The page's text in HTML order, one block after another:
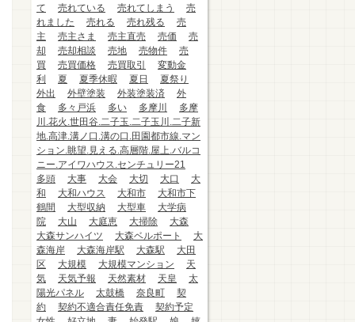
て
売れている 売れてしまう
売
れました
売れる 売れ残る
売
主
売主さま 売主直売 売価
売
却
売却相談 売地 売物件
売
買
売買価格 売買取引
変動金
利
夏 夏季休暇 夏日
夏祭り
外出
外壁塗装 外装塗装済
外
食
多々戸浜 多い 多摩川
多摩
川.花火.世田谷.二子玉.二子玉川.二子新
地.高津.溝ノ口.溝の口.田園都市線.マン
ション.眺望.見える.高層階.屋上.バルコ
ニー.アイワハウス.センチュリー21
多頭
大事 大会 大切 大口
大
和
大和ハウス 大和市
大和市下
鶴間
大型収納 大型車
大学病
院
大山 大庭恵 大掃除
大森
大森サンハイツ
大森ベルポート
大
森海岸
大森海岸駅 大森駅
大田
区
大規模 大規模マンション
天
気
天気予報 天然素材 天皇
太
陽光パネル
太鼓橋 奈良町
契
約
契約不適合責任免責
契約予定